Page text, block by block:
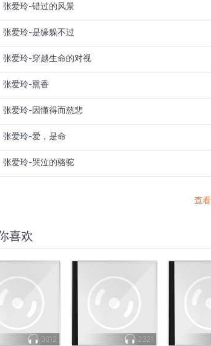
张爱玲-错过的风景
张爱玲-是缘躲不过
张爱玲-穿越生命的对视
张爱玲-熏香
张爱玲-因懂得而慈悲
张爱玲-爱，是命
张爱玲-哭泣的骆驼
查
喜欢
3012 2321